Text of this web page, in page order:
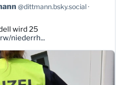
@dittmann.bsky.social
wird 25
niederrh...